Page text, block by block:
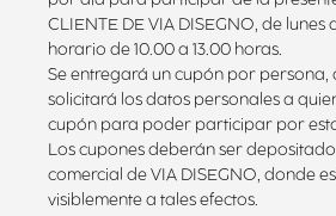
CLIENTE DE VIA DISEGNO, de lunes
horario de 10.00 a 13.00 horas.
Se entregará un cupón por persona,
solicitará los datos personales a
cupón para poder participar por
Los cupones deberán ser
comercial de VIA DISEGNO, donde
visiblemente a tales efectos.